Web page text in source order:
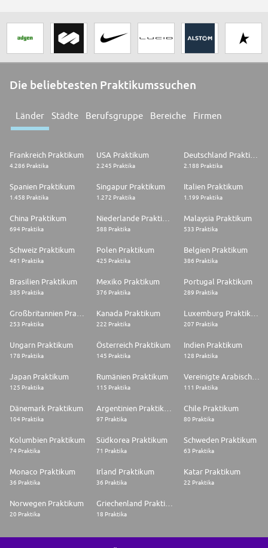
Die beliebtesten Praktikumssuchen
Länder Städte Berufsgruppe Bereiche Firmen
Frankreich Praktikum
4.286 Praktika
USA Praktikum
2.245 Praktika
Deutschland Praktikum
2.188 Praktika
Spanien Praktikum
1.458 Praktika
Singapur Praktikum
1.272 Praktika
Italien Praktikum
1.199 Praktika
China Praktikum
694 Praktika 588 Praktika
Malaysia Praktikum
533 Praktika
Schweiz Praktikum
461 Praktika
Polen Praktikum
425 Praktika
Belgien Praktikum
386 Praktika
Brasilien Praktikum
385 Praktika
Mexiko Praktikum
376 Praktika
Portugal Praktikum
289 Praktika
253 Praktika
Kanada Praktikum
222 Praktika 207 Praktika
Ungarn Praktikum
178 Praktika
Österreich Praktikum
145 Praktika
Indien Praktikum
128 Praktika
Japan Praktikum
125 Praktika
Rumänien Praktikum
115 Praktika
Vereinigte Arabische Emirate Praktikum
111 Praktika
Dänemark Praktikum
104 Praktika 97 Praktika
Chile Praktikum
80 Praktika
Kolumbien Praktikum
74 Praktika
Südkorea Praktikum
71 Praktika
Schweden Praktikum
63 Praktika
Monaco Praktikum
36 Praktika
Irland Praktikum
36 Praktika
Katar Praktikum
22 Praktika
Norwegen Praktikum
20 Praktika 18 Praktika